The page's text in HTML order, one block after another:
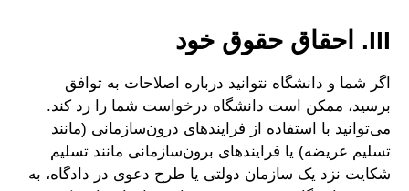
III. احقاق حقوق خود
اگر شما و دانشگاه نتوانید درباره اصلاحات به توافق
برسید، ممکن است دانشگاه درخواست شما را رد کند.
می‌توانید با استفاده از فرایندهای درون‌سازمانی (مانند
تسلیم عریضه) یا فرایندهای برون‌سازمانی مانند تسلیم
شکایت نزد یک سازمان دولتی یا طرح دعوی در دادگاه، به